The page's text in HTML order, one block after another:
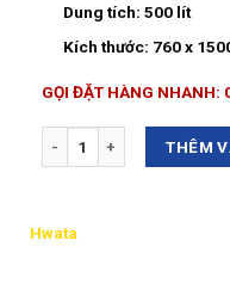
Dung tích: 500 lít
Kích thước: 760 x
GỌI ĐẶT HÀNG
THÊM
Hwata